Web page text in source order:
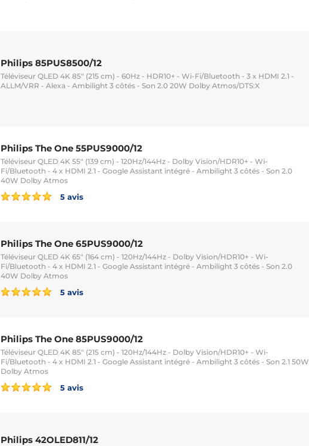
Philips 85PUS8500/12
Téléviseur QLED 4K 85" (215 cm) - 60Hz - HDR10+ - Wi-Fi/Bluetooth - 3 x HDMI 2.1 -
ALLM/VRR - Alexa - Ambilight 3 côtés - Son 2.0 20W Dolby Atmos/DTS:X
Philips The One 55PUS9000/12
Téléviseur QLED 4K 55" (139 cm) - 120Hz/144Hz - Dolby Vision/HDR10+ - Wi-
Fi/Bluetooth - 4 x HDMI 2.1 - Google Assistant intégré - Ambilight 3 côtés - Son 2.0
40W Dolby Atmos
5 avis
Philips The One 65PUS9000/12
Téléviseur QLED 4K 65" (164 cm) - 120Hz/144Hz - Dolby Vision/HDR10+ - Wi-
Fi/Bluetooth - 4 x HDMI 2.1 - Google Assistant intégré - Ambilight 3 côtés - Son 2.0
40W Dolby Atmos
5 avis
Philips The One 85PUS9000/12
Téléviseur QLED 4K 85" (215 cm) - 120Hz/144Hz - Dolby Vision/HDR10+ - Wi-
Fi/Bluetooth - 4 x HDMI 2.1 - Google Assistant intégré - Ambilight 3 côtés - Son 2.1 50W
Dolby Atmos
5 avis
Philips 42OLED811/12